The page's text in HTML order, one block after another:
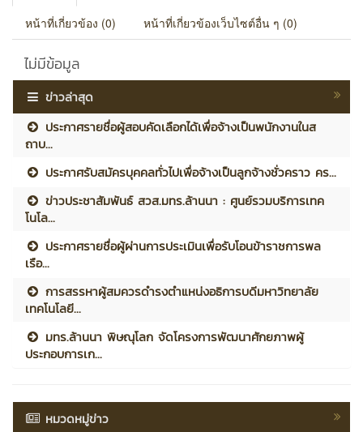
หน้าที่เกี่ยวข้อง (0) หน้าที่เกี่ยวข้องเว็บไซต์อื่น ๆ (0)
ไม่มีข้อมูล
ข่าวล่าสุด
ประกาศรายชื่อผู้สอบคัดเลือกได้เพื่อจ้างเป็นพนักงานในส
ถาบ...
ประกาศรับสมัครบุคคลทั่วไปเพื่อจ้างเป็นลูกจ้างชั่วคราว คร...
ข่าวประชาสัมพันธ์ สวส.มทร.ล้านนา : ศูนย์รวมบริการเทค
โนโล...
ประกาศรายชื่อผู้ผ่านการประเมินเพื่อรับโอนข้าราชการพล
เรือ...
การสรรหาผู้สมควรดำรงตำแหน่งอธิการบดีมหาวิทยาลัย
เทคโนโลยี...
มทร.ล้านนา พิษณุโลก จัดโครงการพัฒนาศักยภาพผู้
ประกอบการเก...
หมวดหมู่ข่าว